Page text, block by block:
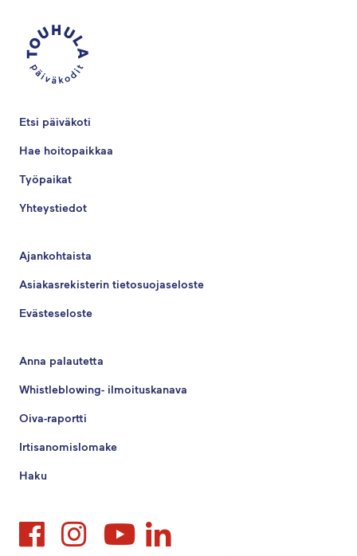
Etsi päiväkoti
Hae hoitopaikkaa
Työpaikat
Yhteystiedot
Ajankohtaista
Asiakasrekisterin tietosuojaseloste
Evästeseloste
Anna palautetta
Whistleblowing- ilmoituskanava
Oiva-raportti
Irtisanomislomake
Haku